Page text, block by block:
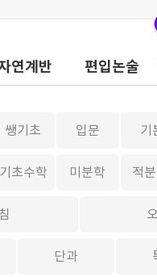
연계반 편입논술
쌩기초 입문 기
기초수학 미분학 적분
단과